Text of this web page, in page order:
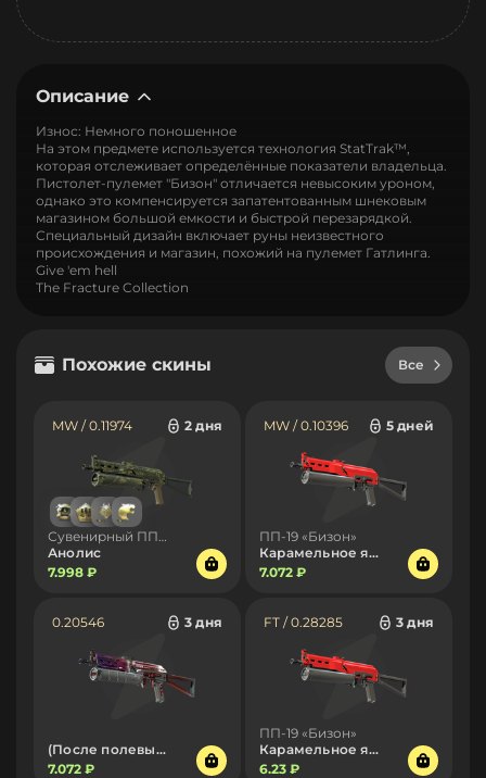
Описание
Износ: Немного поношенное
На этом предмете используется технология StatTrak™,
которая отслеживает определённые показатели владельца.
Пистолет-пулемет "Бизон" отличается невысоким уроном,
однако это компенсируется запатентованным шнековым
магазином большой емкости и быстрой перезарядкой.
Специальный дизайн включает руны неизвестного
происхождения и магазин, похожий на пулемет Гатлинга.
Give 'em hell
The Fracture Collection
Похожие скины Все
MW / 0.11974 2 дня
Анолис
7.998 ₽
MW / 0.10396 5 дней
ПП-19 «Бизон»
Карамельное яблоко
7.072 ₽
0.20546 3 дня
(После полевых испытаний)
7.072 ₽
FT / 0.28285 3 дня
ПП-19 «Бизон»
Карамельное яблоко
6.23 ₽